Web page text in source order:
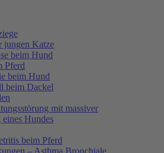
jungen Katze
beim Hund
Pferd
beim Hund
beim Dackel
mit massiver
Hundes
beim Pferd